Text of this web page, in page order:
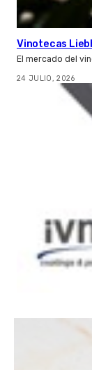
Vinotecas
El mercado del
24 JULIO, 2026